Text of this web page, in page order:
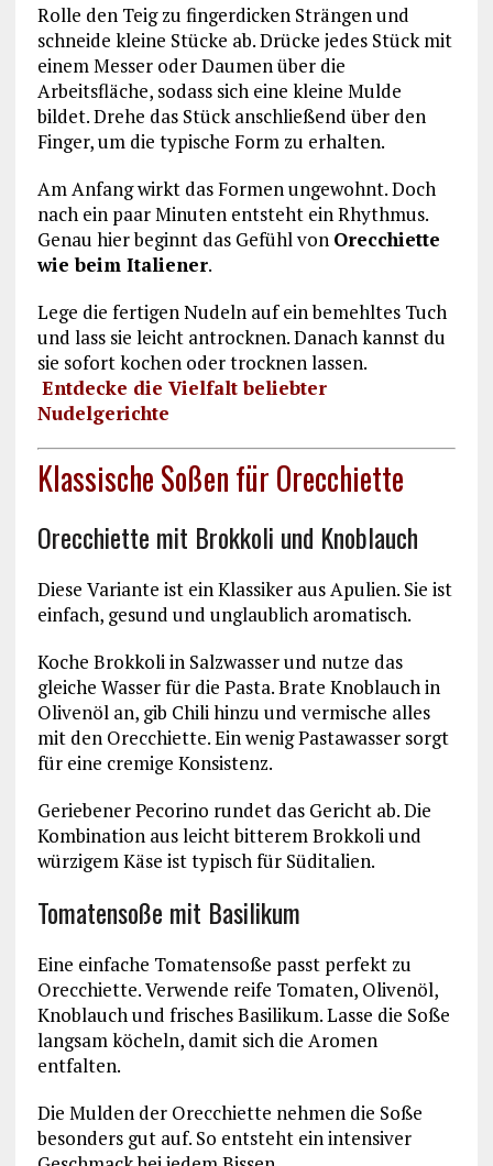
Rolle den Teig zu fingerdicken Strängen und
schneide kleine Stücke ab. Drücke jedes Stück mit
einem Messer oder Daumen über die
Arbeitsfläche, sodass sich eine kleine Mulde
bildet. Drehe das Stück anschließend über den
Finger, um die typische Form zu erhalten.
Am Anfang wirkt das Formen ungewohnt. Doch
nach ein paar Minuten entsteht ein Rhythmus.
Genau hier beginnt das Gefühl von Orecchiette
wie beim Italiener.
Lege die fertigen Nudeln auf ein bemehltes Tuch
und lass sie leicht antrocknen. Danach kannst du
sie sofort kochen oder trocknen lassen.
Entdecke die Vielfalt beliebter
Nudelgerichte
Klassische Soßen für Orecchiette
Orecchiette mit Brokkoli und Knoblauch
Diese Variante ist ein Klassiker aus Apulien. Sie ist
einfach, gesund und unglaublich aromatisch.
Koche Brokkoli in Salzwasser und nutze das
gleiche Wasser für die Pasta. Brate Knoblauch in
Olivenöl an, gib Chili hinzu und vermische alles
mit den Orecchiette. Ein wenig Pastawasser sorgt
für eine cremige Konsistenz.
Geriebener Pecorino rundet das Gericht ab. Die
Kombination aus leicht bitterem Brokkoli und
würzigem Käse ist typisch für Süditalien.
Tomatensoße mit Basilikum
Eine einfache Tomatensoße passt perfekt zu
Orecchiette. Verwende reife Tomaten, Olivenöl,
Knoblauch und frisches Basilikum. Lasse die Soße
langsam köcheln, damit sich die Aromen
entfalten.
Die Mulden der Orecchiette nehmen die Soße
besonders gut auf. So entsteht ein intensiver